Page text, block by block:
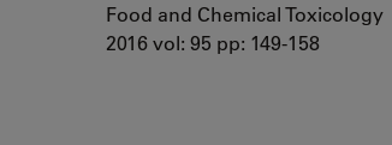
Food and Chemical Toxicology
2016 vol: 95 pp: 149-158